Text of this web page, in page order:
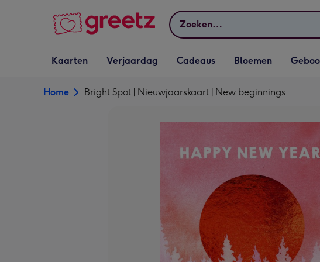
Zoeken
Vervolgkeuzelijst
Kaarten openen
Kaarten
Vervolgkeuzelijst
Verjaardag openen
Verjaardag
Vervolgkeuzelijst
Cadeaus openen
Cadeaus
Vervolgkeuzelijst
Bloemen openen
Bloemen
Geboorte
Home Bright Spot | Nieuwjaarskaart | New beginnings